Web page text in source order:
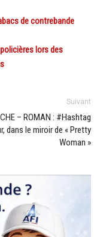
de contrebande
lors des
Suivant
– ROMAN : #Hashtag
dans le miroir de « Pretty
Woman »